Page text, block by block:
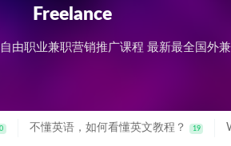
Freelance
由职业兼职营销推广课程 最新最全国外兼
不懂英语，如何看懂英文教程？ 19